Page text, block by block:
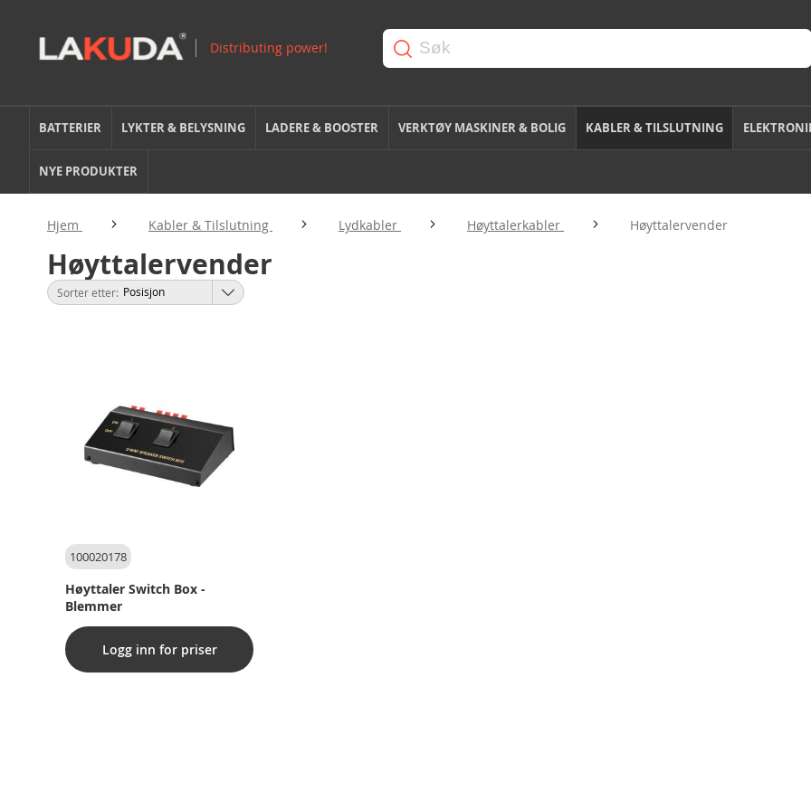
BATTERIER LYKTER & BELYSNING LADERE & BOOSTER VERKTØY MASKINER & BOLIG KABLER & TILSLUTNING
NYE PRODUKTER
Hjem Kabler & Tilslutning Lydkabler Høyttalerkabler Høyttalervender
Høyttalervender
Sorter etter
100020178
Høyttaler Switch Box -
Blemmer
Logg inn for priser